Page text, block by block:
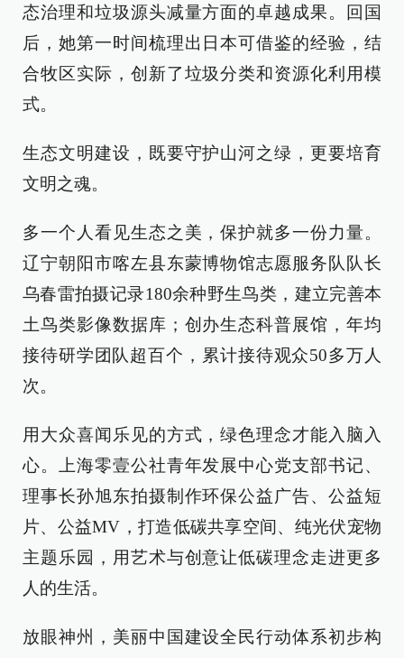
态治理和垃圾源头减量方面的卓越成果。回国
后，她第一时间梳理出日本可借鉴的经验，结
合牧区实际，创新了垃圾分类和资源化利用模
式。
生态文明建设，既要守护山河之绿，更要培育
文明之魂。
多一个人看见生态之美，保护就多一份力量。
辽宁朝阳市喀左县东蒙博物馆志愿服务队队长
乌春雷拍摄记录180余种野生鸟类，建立完善本
土鸟类影像数据库；创办生态科普展馆，年均
接待研学团队超百个，累计接待观众50多万人
次。
用大众喜闻乐见的方式，绿色理念才能入脑入
心。上海零壹公社青年发展中心党支部书记、
理事长孙旭东拍摄制作环保公益广告、公益短
片、公益MV，打造低碳共享空间、纯光伏宠物
主题乐园，用艺术与创意让低碳理念走进更多
人的生活。
放眼神州，美丽中国建设全民行动体系初步构